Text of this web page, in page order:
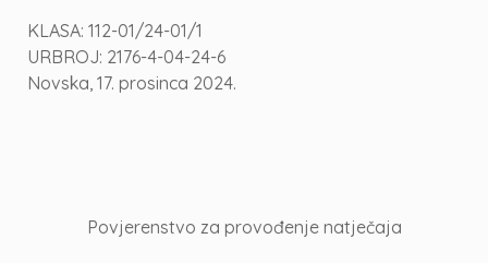
KLASA: 112-01/24-01/1
URBROJ: 2176-4-04-24-6
Novska, 17. prosinca 2024.
Povjerenstvo za provođenje natječaja